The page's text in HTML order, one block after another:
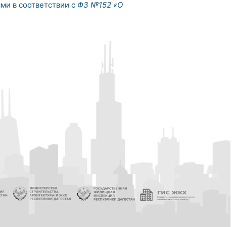
в соответствии с ФЗ №152 «О